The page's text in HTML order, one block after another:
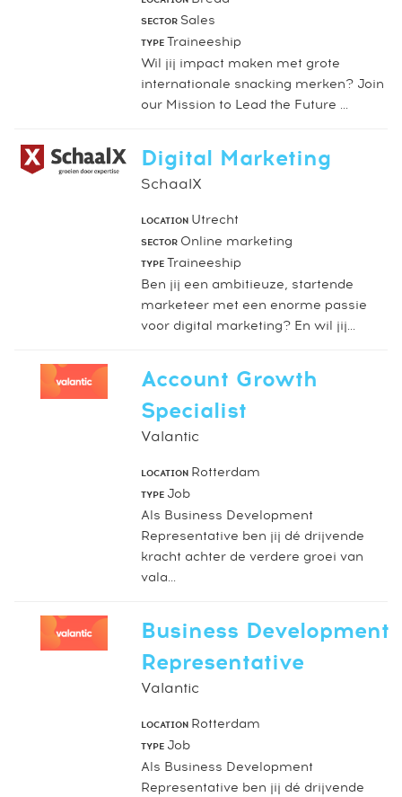
SECTOR Sales
TYPE Traineeship
Wil jij impact maken met grote
internationale snacking merken? Join
our Mission to Lead the Future ...
Digital Marketing
SchaalX
LOCATION Utrecht
SECTOR Online marketing
TYPE Traineeship
Ben jij een ambitieuze, startende
marketeer met een enorme passie
voor digital marketing? En wil jij...
Account Growth
Specialist
Valantic
LOCATION Rotterdam
TYPE Job
Als Business Development
Representative ben jij dé drijvende
kracht achter de verdere groei van
vala...
Business Development
Representative
Valantic
LOCATION Rotterdam
TYPE Job
Als Business Development
Representative ben jij dé drijvende